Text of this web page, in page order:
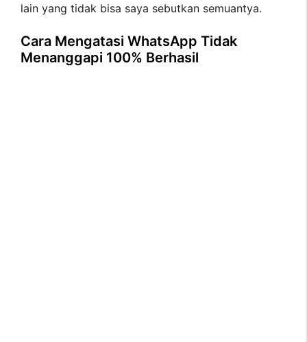
lain yang tidak bisa saya sebutkan semuantya.
Cara Mengatasi WhatsApp Tidak
Menanggapi 100% Berhasil